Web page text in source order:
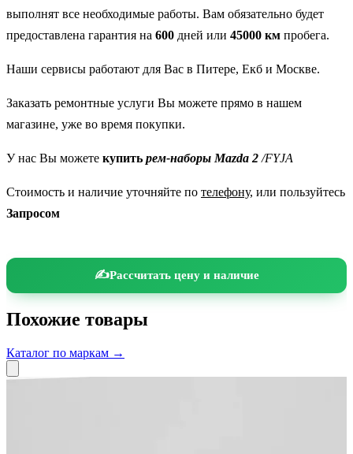
выполнят все необходимые работы. Вам обязательно будет
предоставлена гарантия на 600 дней или 45000 км пробега.
Наши сервисы работают для Вас в Питере, Екб и Москве.
Заказать ремонтные услуги Вы можете прямо в нашем
магазине, уже во время покупки.
У нас Вы можете купить рем-наборы Mazda 2 /FYJA
Стоимость и наличие уточняйте по телефону, или пользуйтесь
Запросом
Рассчитать цену и наличие
Похожие товары
Каталог по маркам →